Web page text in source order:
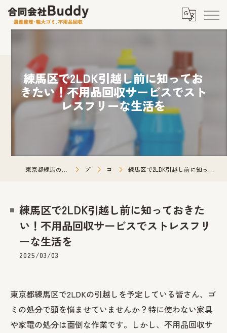
練馬区で2LDK引越し前に知ってお
きたい！不用品回収サービスでスト
レスフリーな生活を
東京都練馬の不用品回収なら合同会社Buddy ブログ コラム 練馬区で2LDK引越し前に知っておきたい！不用品回収サービスでストレスフリーな生活を
練馬区で2LDK引越し前に知っておきた
い！不用品回収サービスでストレスフリ
ーな生活を
2025/03/03
東京都練馬区で2LDKの引越しを予定している皆さん、ゴ
ミの処分で頭を悩ませていませんか？特に使わない家具
や家電の処分は面倒な作業です。しかし、不用品回収サ